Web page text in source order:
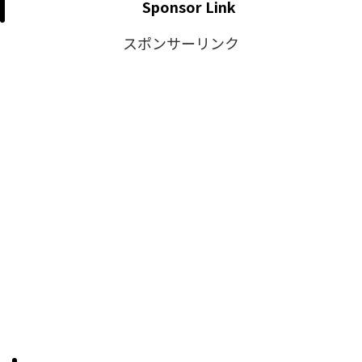
Sponsor Link
スポンサーリンク